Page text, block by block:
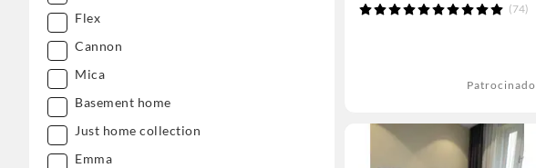
Flex
Cannon
Mica
Basement home
Just home collection
Emma
(74)
Patrocinado